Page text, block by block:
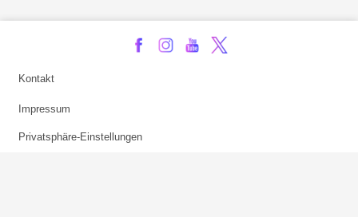
Kontakt
Impressum
Privatsphäre-Einstellungen